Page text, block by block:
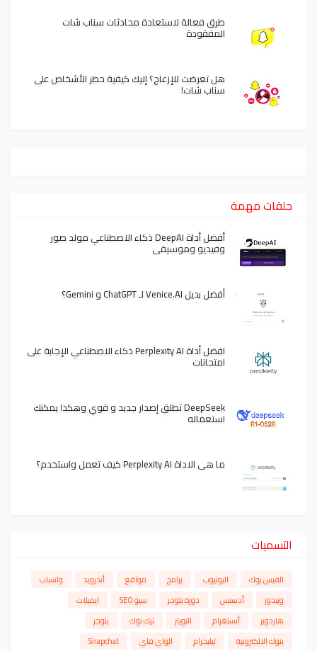
طرق فعالة لاستعادة محادثات سناب شات
المفقودة
هل تعرضت للإزعاج؟ إليك كيفية حظر الأشخاص على
سناب شات!
حلقات مهمة
أفضل أداة DeepAI ذكاء الاصطناعي مولد صور
وفيديو وموسيقى
أفضل بديل Venice.AI لـ ChatGPT و Gemini؟
افضل أداة Perplexity AI ذكاء الاصطناعي الإجابة على
امتحانات
DeepSeek تطلق إصدار جديد و قوي وهكذا يمكنك
استعماله
ما هي الاداة Perplexity AI كيف تعمل واستخدم؟
التسميات
الفيس بوك اليوتيوب برامج مواقع أندرويد
واتساب
ويندوز
أدسنس دورة بلوجر سيو SEO
ايميلات
هاردوير
أنستغرام التويتر تيك توك
بلوجر
بنوك الالكترونية
تيليجرام الواي فاي Snapchat